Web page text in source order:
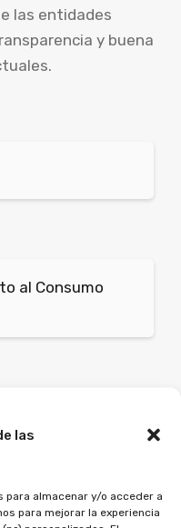
las
para almacenar y/o acceder a
para mejorar la experiencia
las entidades
y buena
al Consumo
para